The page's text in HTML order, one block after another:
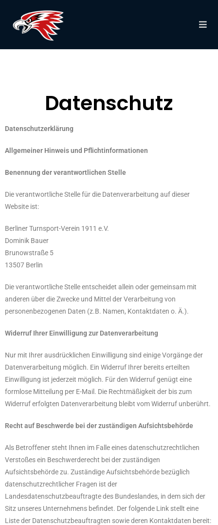
Datenschutz
Datenschutzerklärung
Allgemeiner Hinweis und Pflichtinformationen
Benennung der verantwortlichen Stelle
Die verantwortliche Stelle für die Datenverarbeitung auf dieser
Website ist:
Berliner Turnsport-Verein 1911 e.V.
Dominik Bauer
Brunowstraße 5
13507 Berlin
Die verantwortliche Stelle entscheidet allein oder gemeinsam mit
anderen über die Zwecke und Mittel der Verarbeitung von
personenbezogenen Daten (z.B. Namen, Kontaktdaten o. Ä.).
Widerruf Ihrer Einwilligung zur Datenverarbeitung
Nur mit Ihrer ausdrücklichen Einwilligung sind einige Vorgänge der
Datenverarbeitung möglich. Ein Widerruf Ihrer bereits erteilten
Einwilligung ist jederzeit möglich. Für den Widerruf genügt eine
formlose Mitteilung per E-Mail. Die Rechtmäßigkeit der bis zum
Widerruf erfolgten Datenverarbeitung bleibt vom Widerruf unberührt.
Recht auf Beschwerde bei der zuständigen Aufsichtsbehörde
Als Betroffener steht Ihnen im Falle eines datenschutzrechtlichen
Verstoßes ein Beschwerderecht bei der zuständigen
Aufsichtsbehörde zu. Zuständige Aufsichtsbehörde bezüglich
datenschutzrechtlicher Fragen ist der
Landesdatenschutzbeauftragte des Bundeslandes, in dem sich der
Sitz unseres Unternehmens befindet. Der folgende Link stellt eine
Liste der Datenschutzbeauftragten sowie deren Kontaktdaten bereit: